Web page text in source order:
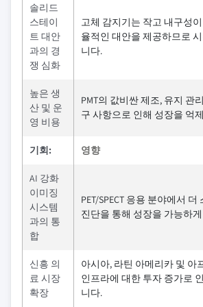
솔리드
스테이
트 대안
과의 경
쟁 심화
고체 감지기는 작고 내구성
율적인 대안을 제공하므로
니다.
높은 생
산 및 운
영 비용
PMT의 값비싼 제조, 유지 관
구 사항으로 인해 성장을 억
기회: 영향
AI 강화
이미징
시스템
과의 통
합
PET/SPECT 응용 분야에서
진단을 통해 성장을 가능하
신흥 의
료 시장
확장
아시아, 라틴 아메리카 및 아
인프라에 대한 투자 증가로
니다.